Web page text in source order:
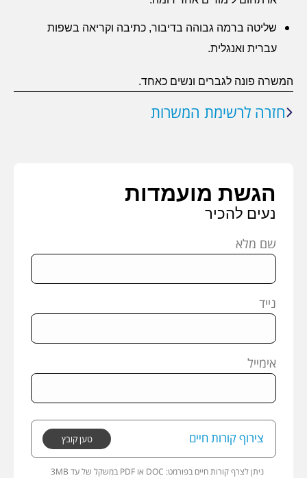
שליטה ברמה גבוהה בדיבור, כתיבה וקריאה בשפות
עברית ואנגלית.
המשרה פונה לגברים ונשים כאחד.
חזרה לרשימת המשרות
הגשת מועמדות
נעים להכיר
שם מלא
נייד
אימייל
צירוף קורות חיים טען קובץ
ניתן לצרף קורות חיים בפורמט: 3MB במשקל של עד PDF או DOC